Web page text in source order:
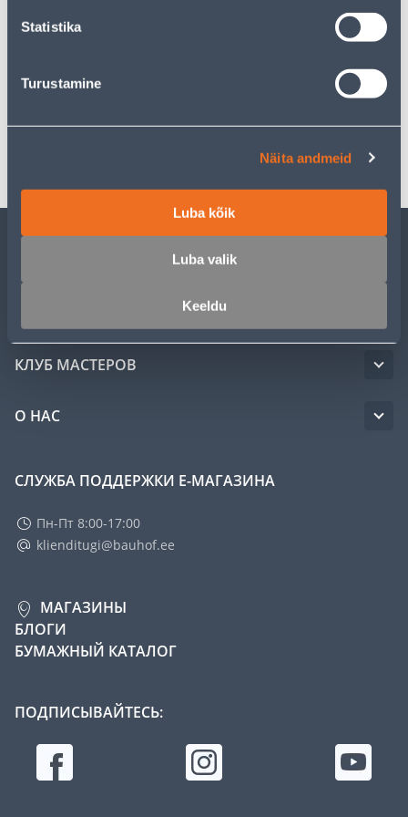
Statistika
Turustamine
Näita andmeid
Luba kõik
Luba valik
Keeldu
ОБСЛУЖИВАНИЕ ЧАСТНЫХ КЛИЕНТОВ
КЛУБ МАСТЕРОВ
О НАС
СЛУЖБА ПОДДЕРЖКИ Е-МАГАЗИНА
Пн-Пт 8:00-17:00
klienditugi@bauhof.ee
МАГАЗИНЫ
БЛОГИ
БУМАЖНЫЙ КАТАЛОГ
ПОДПИСЫВАЙТЕСЬ: